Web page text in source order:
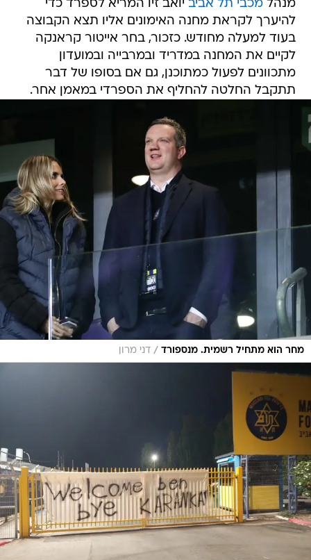
מנהלמכבי תל אביב יואב זיו המריא לספרד כדי
להיערך לקראת מחנה האימונים אליו תצא הקבוצה
בעוד למעלה מחודש. כזכור, בחר אייטור קראנקה
לקיים את המחנה במדריד ובמרבייה ובמועדון
מתכוונים לפעול כמתוכנן, גם אם בסופו של דבר
תתקבל החלטה להחליף את הספרדי במאמן אחר.
מחר הוא מתחיל רשמית. מנספורד / דני מרון